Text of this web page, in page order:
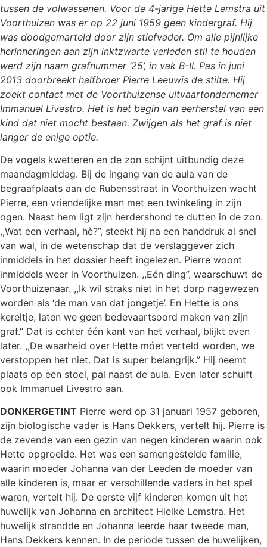
tussen de volwassenen. Voor de 4-jarige Hette Lemstra uit
Voorthuizen was er op 22 juni 1959 geen kindergraf. Hij
was doodgemarteld door zijn stiefvader. Om alle pijnlijke
herinneringen aan zijn inktzwarte verleden stil te houden
werd zijn naam grafnummer ’25’, in vak B-II. Pas in juni
2013 doorbreekt halfbroer Pierre Leeuwis de stilte. Hij
zoekt contact met de Voorthuizense uitvaartondernemer
Immanuel Livestro. Het is het begin van eerherstel van een
kind dat niet mocht bestaan. Zwijgen als het graf is niet
langer de enige optie.
De vogels kwetteren en de zon schijnt uitbundig deze
maandagmiddag. Bij de ingang van de aula van de
begraafplaats aan de Rubensstraat in Voorthuizen wacht
Pierre, een vriendelijke man met een twinkeling in zijn
ogen. Naast hem ligt zijn herdershond te dutten in de zon.
,,Wat een verhaal, hè?”, steekt hij na een handdruk al snel
van wal, in de wetenschap dat de verslaggever zich
inmiddels in het dossier heeft ingelezen. Pierre woont
inmiddels weer in Voorthuizen. ,,Eén ding”, waarschuwt de
Voorthuizenaar. ,,Ik wil straks niet in het dorp nagewezen
worden als ‘de man van dat jongetje’. En Hette is ons
kereltje, laten we geen bedevaartsoord maken van zijn
graf.” Dat is echter één kant van het verhaal, blijkt even
later. ,,De waarheid over Hette móet verteld worden, we
verstoppen het niet. Dat is super belangrijk.” Hij neemt
plaats op een stoel, pal naast de aula. Even later schuift
ook Immanuel Livestro aan.
DONKERGETINT Pierre werd op 31 januari 1957 geboren,
zijn biologische vader is Hans Dekkers, vertelt hij. Pierre is
de zevende van een gezin van negen kinderen waarin ook
Hette opgroeide. Het was een samengestelde familie,
waarin moeder Johanna van der Leeden de moeder van
alle kinderen is, maar er verschillende vaders in het spel
waren, vertelt hij. De eerste vijf kinderen komen uit het
huwelijk van Johanna en architect Hielke Lemstra. Het
huwelijk strandde en Johanna leerde haar tweede man,
Hans Dekkers kennen. In de periode tussen de huwelijken,